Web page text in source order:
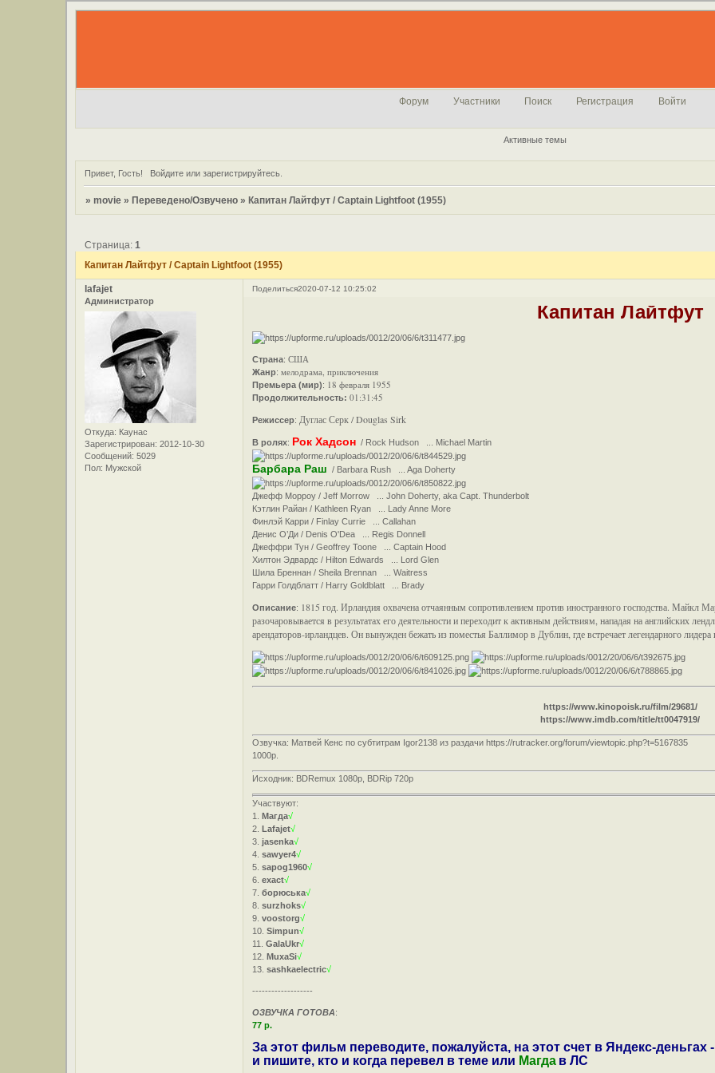
Форум Участники Поиск Регистрация Войти
Активные темы
Привет, Гость! Войдитеили зарегистрируйтесь.
»movie » Переведено/Озвучено » Капитан Лайтфут / Captain Lightfoot (1955)
Капитан Лайтфут / Captain Lightfoot (1955)
Страница:1
Поделиться2020-07-12 10:25:02
lafajet
Администратор
Откуда: Каунас
Зарегистрирован: 2012-10-30
Сообщений: 5029
Пол: Мужской
Капитан Лайтфут
Страна:США
Жанр:мелодрама, приключения
Премьера (мир): 18 февраля 1955
Продолжительность:01:31:45
Режиссер: Дуглас Серк / Douglas Sirk
В ролях: Рок Хадсон / Rock Hudson ... Michael Martin
Барбара Раш / Barbara Rush ... Aga Doherty
Джефф Морроу / Jeff Morrow ... John Doherty, aka Capt. Thunderbolt
Кэтлин Райан / Kathleen Ryan ... Lady Anne More
Финлэй Карри / Finlay Currie ... Callahan
Денис О’Ди / Denis O'Dea ... Regis Donnell
Джеффри Тун / Geoffrey Toone ... Captain Hood
Хилтон Эдвардс / Hilton Edwards ... Lord Glen
Шила Бреннан / Sheila Brennan ... Waitress
Гарри Голдблатт / Harry Goldblatt ... Brady
Описание: 1815 год. Ирландия охвачена отчаянным сопротивлением против иностранного господства. Майкл
разочаровывается в результатах его деятельности и переходит к активным действиям, нападая на английских
арендаторов-ирландцев. Он вынужден бежать из поместья Баллимор в Дублин, где встречает легендарного лидера
https://www.kinopoisk.ru/film/29681/
https://www.imdb.com/title/tt0047919/
Озвучка: Матвей Кенс по субтитрам Igor2138 из раздачиhttps://rutracker.org/forum/viewtopic.php?t=5167835
1000р.
Исходник: BDRemux 1080p, BDRip 720p
Участвуют:
1.Магда√
2.Lafajet√
3.jasenka√
4.sawyer4√
5.sapog1960√
6.exact√
7.борюська√
8.surzhoks√
9.voostorg√
10.Simpun√
11.GalaUkr√
12.MuxaSi√
13.sashkaelectric√
-------------------
ОЗВУЧКА ГОТОВА:
77 р.
За этот фильм переводите, пожалуйста, на этот счет в Яндекс-деньгах -
и пишите, кто и когда перевел в теме или Магда в ЛС